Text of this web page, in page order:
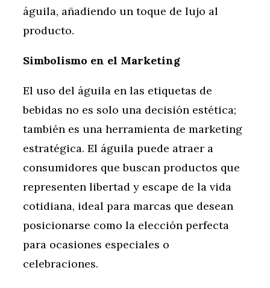
águila, añadiendo un toque de lujo al
producto.
Simbolismo en el Marketing
El uso del águila en las etiquetas de
bebidas no es solo una decisión estética;
también es una herramienta de marketing
estratégica. El águila puede atraer a
consumidores que buscan productos que
representen libertad y escape de la vida
cotidiana, ideal para marcas que desean
posicionarse como la elección perfecta
para ocasiones especiales o
celebraciones.